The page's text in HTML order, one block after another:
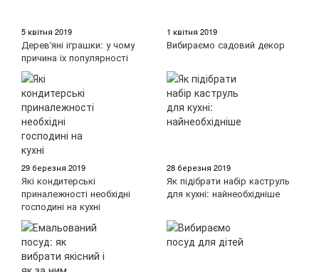
5 квітня 2019
Дерев'яні іграшки: у чому
причина їх популярності
1 квітня 2019
Вибираємо садовий декор
29 березня 2019
Які кондитерські
приналежності необхідні
господині на кухні
28 березня 2019
Як підібрати набір каструль
для кухні: найнеобхідніше